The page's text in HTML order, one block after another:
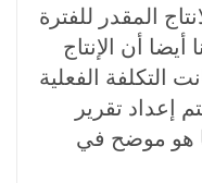
المقدر للفترة
أيضا أن الإنتاج
وحدة وكانت التكلفة الفعلية
إعداد تقرير
هو موضح في